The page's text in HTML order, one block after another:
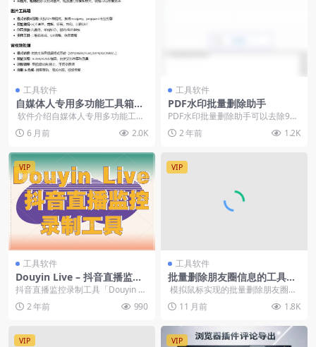
工具软件
自媒体人专用多功能工具箱：
音视频剪辑、字幕去除、图片
美化、文本处理与编码工具
软件介绍自媒体人专用多功能工具
箱一个功能强大的全能桌面应用程
序，集成...
6 月前 2.0K
工具软件
PDF水印批量删除助手
PDF水印批量删除助手可以去除99.
9%的PDF水印。例如：XObject水
印（...2 年前 1.2K
VIP
工具软件
Douyin Live – 抖音直播监控
录制工具
抖音直播监控录制工具「Douyin Li
ve」它可以自动化地监控指定的抖
音直播间...
2 年前 990
VIP
工具软件
批量删除朋友圈信息的工具PC
版
模拟鼠标实现的批量删除朋友圈信
息的工具 会员可免费获取全...
11 月前 1.8K
VIP VIP